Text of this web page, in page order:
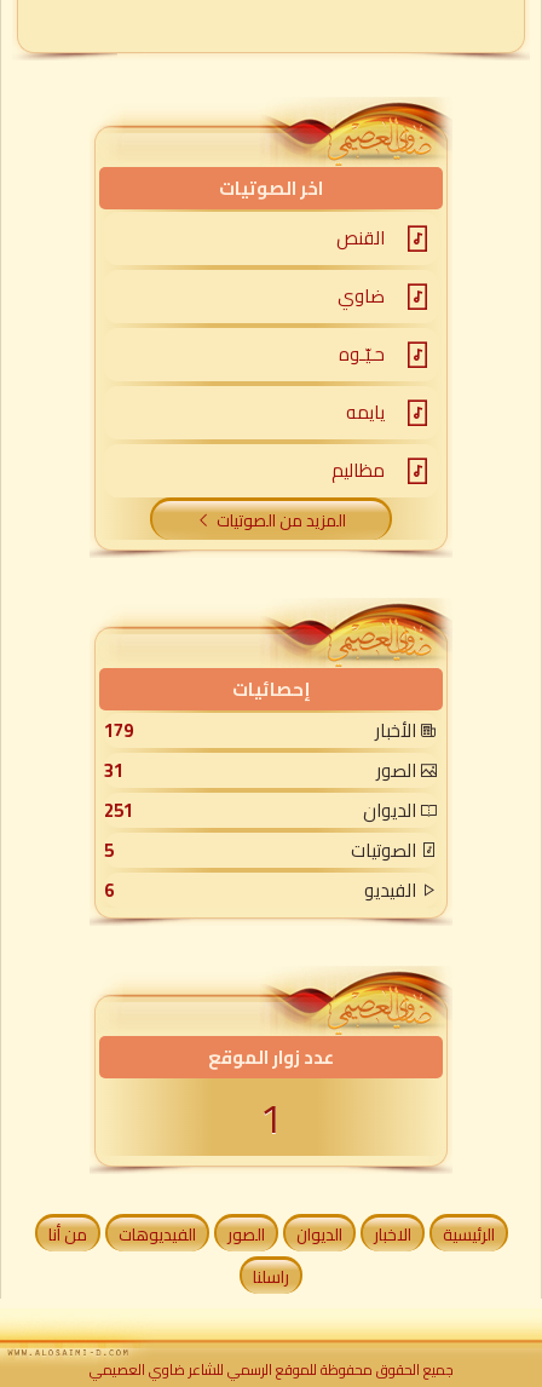
اخر الصوتيات
القنص
ضاوي
حـيّـوه
يايمه
مظاليم
المزيد من الصوتيات
إحصائيات
الأخبار
179
الصور
31
الديوان
251
الصوتيات
5
الفيديو
6
عدد زوار الموقع
1
الرئيسية الاخبار الديوان الصور الفيديوهات
من أنا
راسلنا
جميع الحقوق محفوظة للموقع الرسمي للشاعر ضاوي العصيمي